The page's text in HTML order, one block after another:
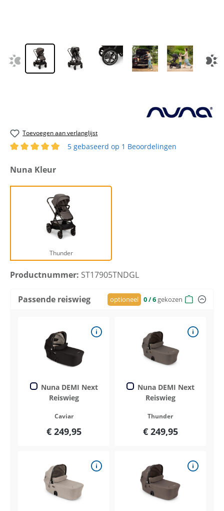
Toevoegen aan verlanglijst
5 gebaseerd op 1 Beoordelingen
Selecteer
Nuna Kleur
Thunder
Thunder
Productnummer: ST17905TNDGL
Passende reiswieg optioneel 0/ 6 gekozen
Nuna DEMI Next
Reiswieg
Caviar
€ 249,95
Nuna DEMI Next
Reiswieg
Thunder
€ 249,95